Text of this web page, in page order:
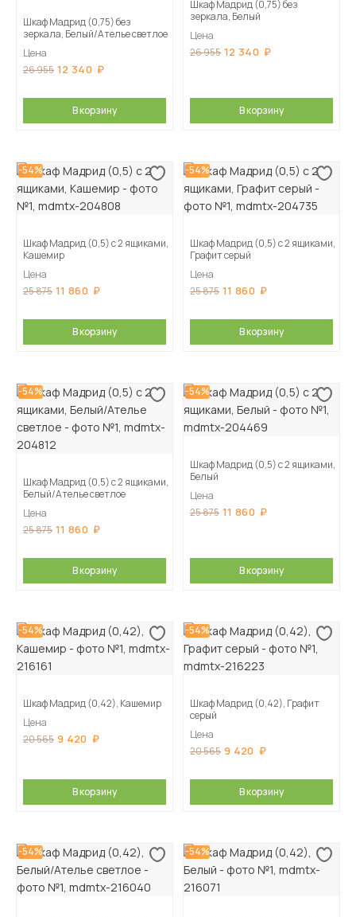
Шкаф Мадрид (0,75) без
зеркала, Белый/Ателье светлое
Цена
26 955 12 340
В корзину
Шкаф Мадрид (0,75) без
зеркала, Белый
Цена
26 955 12 340
В корзину
-54%
Шкаф Мадрид (0,5) с 2 ящиками,
Кашемир
Цена
25 875 11 860
В корзину
-54%
Шкаф Мадрид (0,5) с 2 ящиками,
Графит серый
Цена
25 875 11 860
В корзину
-54%
Шкаф Мадрид (0,5) с 2 ящиками,
Белый/Ателье светлое
Цена
25 875 11 860
В корзину
-54%
Шкаф Мадрид (0,5) с 2 ящиками,
Белый
Цена
25 875 11 860
В корзину
-54%
Шкаф Мадрид (0,42), Кашемир
Цена
20 565 9 420
В корзину
-54%
Шкаф Мадрид (0,42), Графит
серый
Цена
20 565 9 420
В корзину
-54% -54%